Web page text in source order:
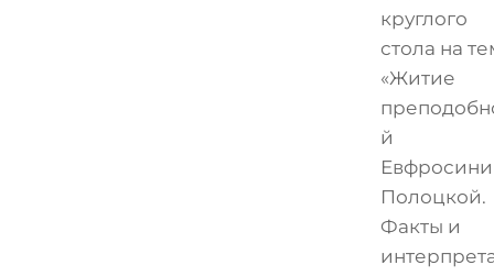
круглого
стола на
«Житие
й
Полоцкой.
Факты и